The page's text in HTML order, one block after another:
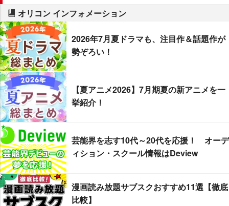
オリコン インフォメーション
2026年7月夏ドラマも、注目作＆話題作が
勢ぞろい！
【夏アニメ2026】7月期夏の新アニメを一
挙紹介！
芸能界を志す10代～20代を応援！ オーデ
ィション・スクール情報はDeview
漫画読み放題サブスクおすすめ11選【徹底
比較】